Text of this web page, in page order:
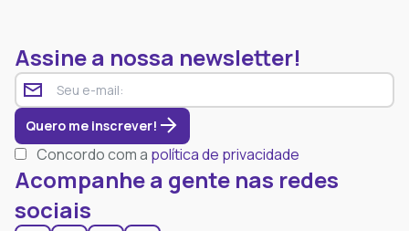
Assine a nossa newsletter!
Quero me inscrever!
Concordo com a política de privacidade
Acompanhe a gente nas redes
sociais